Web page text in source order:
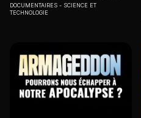
DOCUMENTAIRES
SCIENCE ET
TECHNOLOGIE